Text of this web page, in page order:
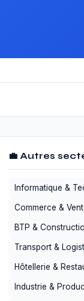
💼 Autres
Informatique &
Commerce &
BTP &
Transport &
Hôtellerie &
Industrie &